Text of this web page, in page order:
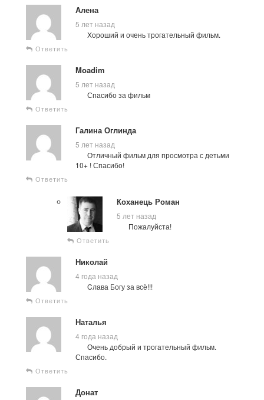
Алена
5 лет назад
Хороший и очень трогательный фильм.
Ответить
Moadim
5 лет назад
Спасибо за фильм
Ответить
Галина Оглинда
5 лет назад
Отличный фильм для просмотра с детьми
10+ ! Спасибо!
Ответить
Коханець Роман
5 лет назад
Пожалуйста!
Ответить
Николай
4 года назад
Cлава Богу за всё!!!
Ответить
Наталья
4 года назад
Очень добрый и трогательный фильм.
Спасибо.
Ответить
Донат